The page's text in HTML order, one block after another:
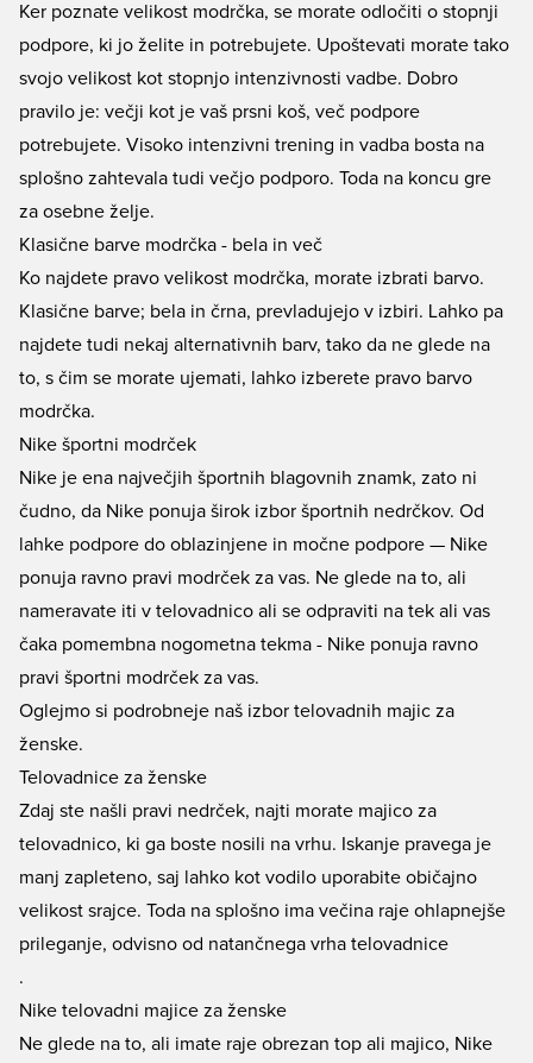
Ker poznate velikost modrčka, se morate odločiti o stopnji
podpore, ki jo želite in potrebujete. Upoštevati morate tako
svojo velikost kot stopnjo intenzivnosti vadbe. Dobro
pravilo je: večji kot je vaš prsni koš, več podpore
potrebujete. Visoko intenzivni trening in vadba bosta na
splošno zahtevala tudi večjo podporo. Toda na koncu gre
za osebne želje.
Klasične barve modrčka - bela in več
Ko najdete pravo velikost modrčka, morate izbrati barvo.
Klasične barve; bela in črna, prevladujejo v izbiri. Lahko pa
najdete tudi nekaj alternativnih barv, tako da ne glede na
to, s čim se morate ujemati, lahko izberete pravo barvo
modrčka.
Nike športni modrček
Nike je ena največjih športnih blagovnih znamk, zato ni
čudno, da Nike ponuja širok izbor športnih nedrčkov. Od
lahke podpore do oblazinjene in močne podpore — Nike
ponuja ravno pravi modrček za vas. Ne glede na to, ali
nameravate iti v telovadnico ali se odpraviti na tek ali vas
čaka pomembna nogometna tekma - Nike ponuja ravno
pravi športni modrček za vas.
Oglejmo si podrobneje naš izbor telovadnih majic za
ženske.
Telovadnice za ženske
Zdaj ste našli pravi nedrček, najti morate majico za
telovadnico, ki ga boste nosili na vrhu. Iskanje pravega je
manj zapleteno, saj lahko kot vodilo uporabite običajno
velikost srajce. Toda na splošno ima večina raje ohlapnejše
prileganje, odvisno od natančnega vrha telovadnice
.
Nike telovadni majice za ženske
Ne glede na to, ali imate raje obrezan top ali majico, Nike